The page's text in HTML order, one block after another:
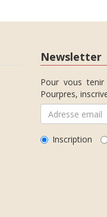
Newsletter
Pour vous
Pourpres,
Inscription